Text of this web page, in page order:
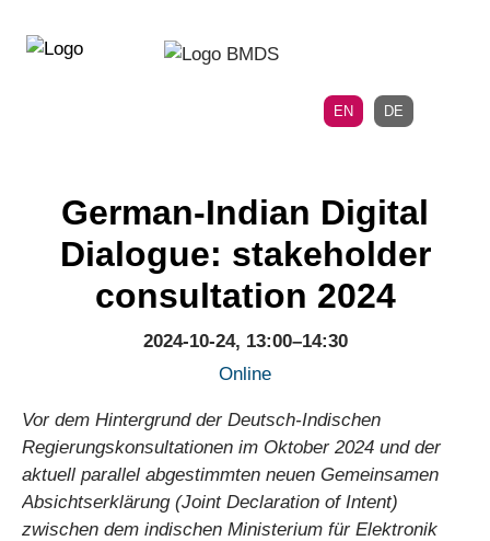
directly
EN DE
German-Indian Digital
Dialogue: stakeholder
consultation 2024
2024-10-24, 13:00–14:30
Online
Vor dem Hintergrund der Deutsch-Indischen
Regierungskonsultationen im Oktober 2024 und der
aktuell parallel abgestimmten neuen Gemeinsamen
Absichtserklärung (Joint Declaration of Intent)
zwischen dem indischen Ministerium für Elektronik